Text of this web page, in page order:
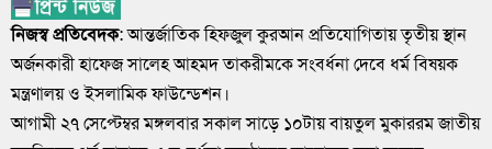
নিজস্ব প্রতিবেদক: আন্তর্জাতিক হিফজুল কুরআন প্রতিযোগিতায় তৃতীয় স্থান
অর্জনকারী হাফেজ সালেহ আহমদ তাকরীমকে সংবর্ধনা দেবে ধর্ম বিষয়ক
মন্ত্রণালয় ও ইসলামিক ফাউন্ডেশন।
আগামী ২৭ সেপ্টেম্বর মঙ্গলবার সকাল সাড়ে ১০টায় বায়তুল মুকাররম জাতীয়